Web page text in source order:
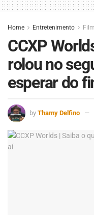
Home Entretenimento
CCXP
rolou no
esperar do
by Thamy Delfino